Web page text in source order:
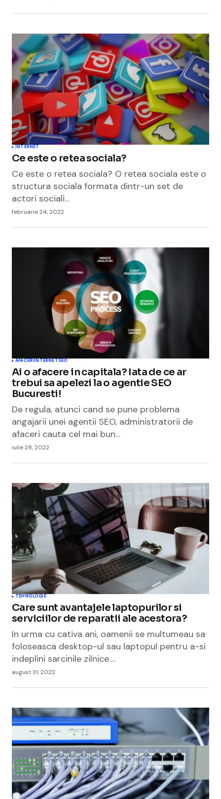
INTERNET
Ce este o retea sociala?
Ce este o retea sociala? O retea sociala este o
structura sociala formata dintr-un set de
actori sociali…
februarie 24, 2022
AFACERIINTERNETSEO
Ai o afacere in capitala? Iata de ce ar
trebui sa apelezi la o agentie SEO
Bucuresti!
De regula, atunci cand se pune problema
angajarii unei agentii SEO, administratorii de
afaceri cauta cel mai bun…
iulie 28, 2022
TEHNOLOGIE
Care sunt avantajele laptopurilor si
serviciilor de reparatii ale acestora?
In urma cu cativa ani, oamenii se multumeau sa
foloseasca desktop-ul sau laptopul pentru a-si
indeplini sarcinile zilnice.…
august 31, 2022